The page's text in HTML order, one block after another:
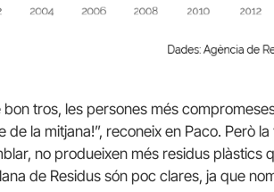
bon tros, les persones més
de la mitjana!”, reconeix en Paco. Però
no produeixen més residus plàstics
de Residus són poc clares, ja que